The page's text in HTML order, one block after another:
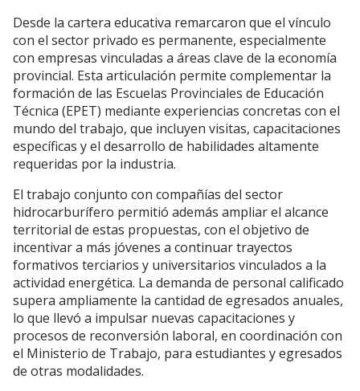
Desde la cartera educativa remarcaron que el vínculo
con el sector privado es permanente, especialmente
con empresas vinculadas a áreas clave de la economía
provincial. Esta articulación permite complementar la
formación de las Escuelas Provinciales de Educación
Técnica (EPET) mediante experiencias concretas con el
mundo del trabajo, que incluyen visitas, capacitaciones
específicas y el desarrollo de habilidades altamente
requeridas por la industria.
El trabajo conjunto con compañías del sector
hidrocarburífero permitió además ampliar el alcance
territorial de estas propuestas, con el objetivo de
incentivar a más jóvenes a continuar trayectos
formativos terciarios y universitarios vinculados a la
actividad energética. La demanda de personal calificado
supera ampliamente la cantidad de egresados anuales,
lo que llevó a impulsar nuevas capacitaciones y
procesos de reconversión laboral, en coordinación con
el Ministerio de Trabajo, para estudiantes y egresados
de otras modalidades.